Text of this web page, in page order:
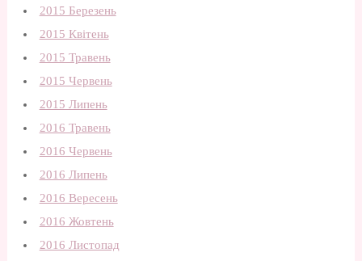
2015 Березень
2015 Квітень
2015 Травень
2015 Червень
2015 Липень
2016 Травень
2016 Червень
2016 Липень
2016 Вересень
2016 Жовтень
2016 Листопад